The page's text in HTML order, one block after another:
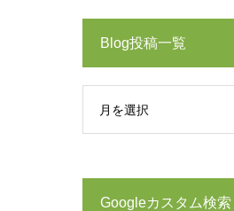
Blog投稿一覧
月を選択
Googleカスタム検索